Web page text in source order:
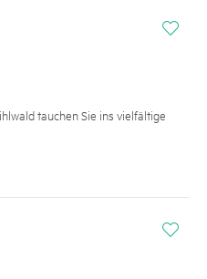
i
tauchen Sie ins vielfältige
i